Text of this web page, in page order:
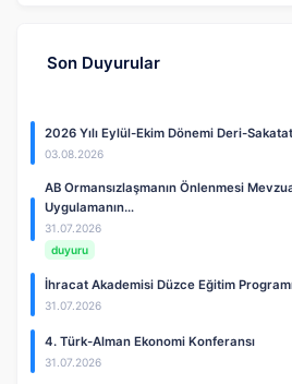
Son Duyurular
2026 Yılı Eylül-Ekim Dönemi Deri-
03.08.2026
AB Ormansızlaşmanın Önlenmesi
Uygulamanın…
31.07.2026
duyuru
İhracat Akademisi Düzce Eğitim
31.07.2026
4. Türk-Alman Ekonomi Konferansı
31.07.2026